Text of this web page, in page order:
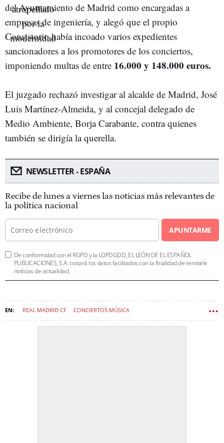
del Ayuntamiento de Madrid como encargadas a
empresas de ingeniería, y alegó que el propio
Consistorio había incoado varios expedientes
sancionadores a los promotores de los conciertos,
imponiendo multas de entre 16.000 y 148.000 euros.
El juzgado rechazó investigar al alcalde de Madrid, José
Luis Martínez-Almeida, y al concejal delegado de
Medio Ambiente, Borja Carabante, contra quienes
también se dirigía la querella.
NEWSLETTER - ESPAÑA
Recibe de lunes a viernes las noticias más relevantes de
la política nacional
APUNTARME
De conformidad con el RGPD y la LOPDGDD, EL LEÓN DE EL ESPAÑOL
PUBLICACIONES, S.A. tratará los datos facilitados con la finalidad de remitirle
noticias de actualidad.
REAL MADRID CF CONCIERTOS MÚSICA